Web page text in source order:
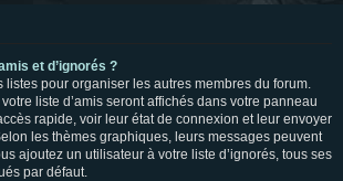
et d’ignorés ?
listes pour organiser les autres membres du forum.
liste d’amis seront affichés dans votre panneau
rapide, voir leur état de connexion et leur envoyer
les thèmes graphiques, leurs messages peuvent
ajoutez un utilisateur à votre liste d’ignorés, tous ses
par défaut.